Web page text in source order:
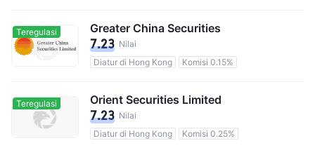
Teregulasi Greater China Securities
7.23 Nilai
Diatur di Hong Kong
Komisi 0.15%
Teregulasi Orient Securities Limited
7.23 Nilai
Diatur di Hong Kong
Komisi 0.25%